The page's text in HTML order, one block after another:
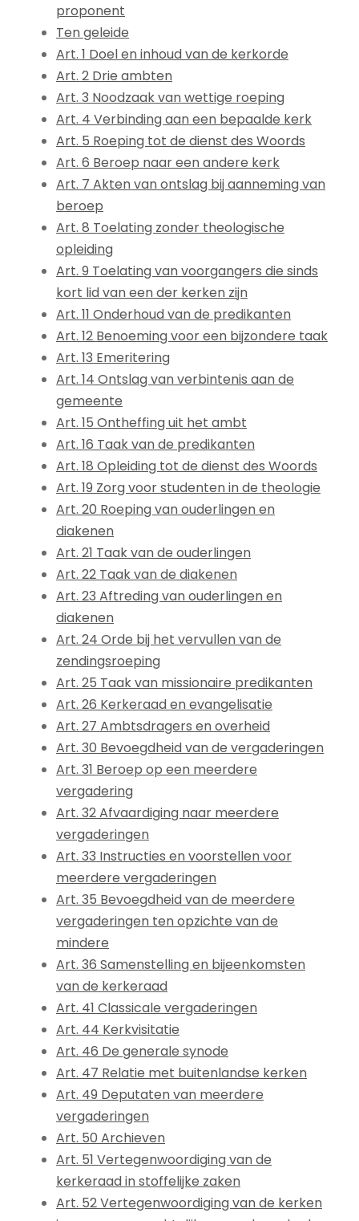
proponent
Ten geleide
Art. 1 Doel en inhoud van de kerkorde
Art. 2 Drie ambten
Art. 3 Noodzaak van wettige roeping
Art. 4 Verbinding aan een bepaalde kerk
Art. 5 Roeping tot de dienst des Woords
Art. 6 Beroep naar een andere kerk
Art. 7 Akten van ontslag bij aanneming van
beroep
Art. 8 Toelating zonder theologische
opleiding
Art. 9 Toelating van voorgangers die sinds
kort lid van een der kerken zijn
Art. 11 Onderhoud van de predikanten
Art. 12 Benoeming voor een bijzondere taak
Art. 13 Emeritering
Art. 14 Ontslag van verbintenis aan de
gemeente
Art. 15 Ontheffing uit het ambt
Art. 16 Taak van de predikanten
Art. 18 Opleiding tot de dienst des Woords
Art. 19 Zorg voor studenten in de theologie
Art. 20 Roeping van ouderlingen en
diakenen
Art. 21 Taak van de ouderlingen
Art. 22 Taak van de diakenen
Art. 23 Aftreding van ouderlingen en
diakenen
Art. 24 Orde bij het vervullen van de
zendingsroeping
Art. 25 Taak van missionaire predikanten
Art. 26 Kerkeraad en evangelisatie
Art. 27 Ambtsdragers en overheid
Art. 30 Bevoegdheid van de vergaderingen
Art. 31 Beroep op een meerdere
vergadering
Art. 32 Afvaardiging naar meerdere
vergaderingen
Art. 33 Instructies en voorstellen voor
meerdere vergaderingen
Art. 35 Bevoegdheid van de meerdere
vergaderingen ten opzichte van de
mindere
Art. 36 Samenstelling en bijeenkomsten
van de kerkeraad
Art. 41 Classicale vergaderingen
Art. 44 Kerkvisitatie
Art. 46 De generale synode
Art. 47 Relatie met buitenlandse kerken
Art. 49 Deputaten van meerdere
vergaderingen
Art. 50 Archieven
Art. 51 Vertegenwoordiging van de
kerkeraad in stoffelijke zaken
Art. 52 Vertegenwoordiging van de kerken